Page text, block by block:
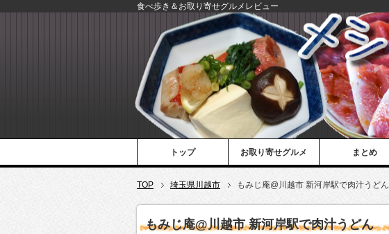
食べ歩き＆お取り寄せグルメレビュー
トップ お取り寄せグルメ まとめ
TOP 埼玉県川越市 もみじ庵@川越市 新河岸駅で肉汁うどん
もみじ庵@川越市 新河岸駅で肉汁うどん